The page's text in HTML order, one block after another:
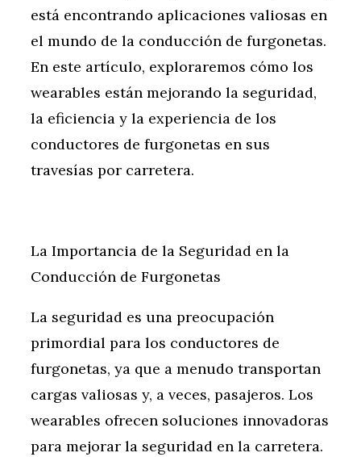
está encontrando aplicaciones valiosas en
el mundo de la conducción de furgonetas.
En este artículo, exploraremos cómo los
wearables están mejorando la seguridad,
la eficiencia y la experiencia de los
conductores de furgonetas en sus
travesías por carretera.
La Importancia de la Seguridad en la
Conducción de Furgonetas
La seguridad es una preocupación
primordial para los conductores de
furgonetas, ya que a menudo transportan
cargas valiosas y, a veces, pasajeros. Los
wearables ofrecen soluciones innovadoras
para mejorar la seguridad en la carretera.